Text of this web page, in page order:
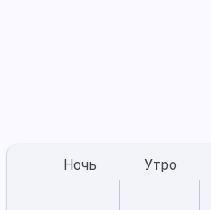
Ночь Утро